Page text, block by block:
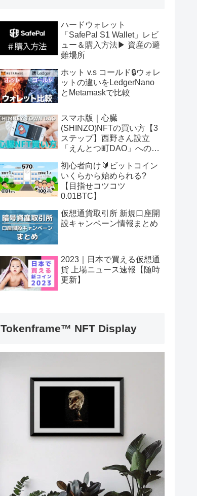
ハードウォレット
「SafePal S1 Wallet」レビ
ュー＆購入方法▶ 資産の避
難場所
ホット v.s コールド🔒ウォレ
ットの違いをLedgerNano
とMetamaskで比較
スマホ版｜心臓
(SHINZO)NFTの買い方【3
ステップ】西野さん設立
「えんとつ町DAO」へのパ
初心者向け🔰ビットコイン
いくらから始められる?
【目指せコツコツ
0.01BTC】
仮想通貨取引所 新規口座開
設キャンペーン情報まとめ
2023｜日本で買える仮想通
貨 上場ニュース速報【随時
更新】
Tokenframe™ NFT Display